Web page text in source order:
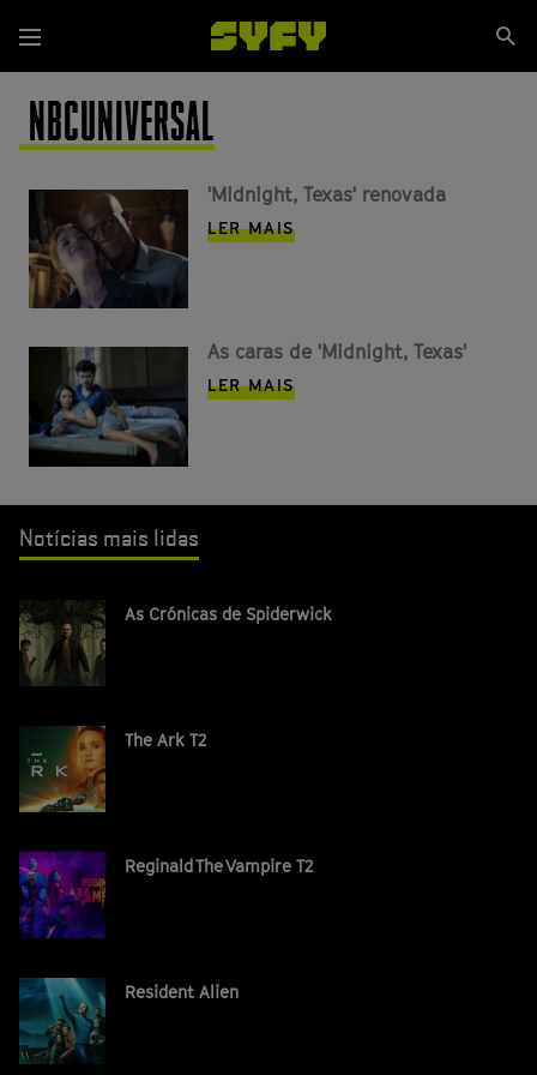
para
o
conteúdo
principal
Menu
NBCUNIVERSAL
'Midnight, Texas' renovada
LER MAIS
As caras de 'Midnight, Texas'
LER MAIS
Notícias mais lidas
As Crónicas de Spiderwick
The Ark T2
Reginald The Vampire T2
Resident Alien